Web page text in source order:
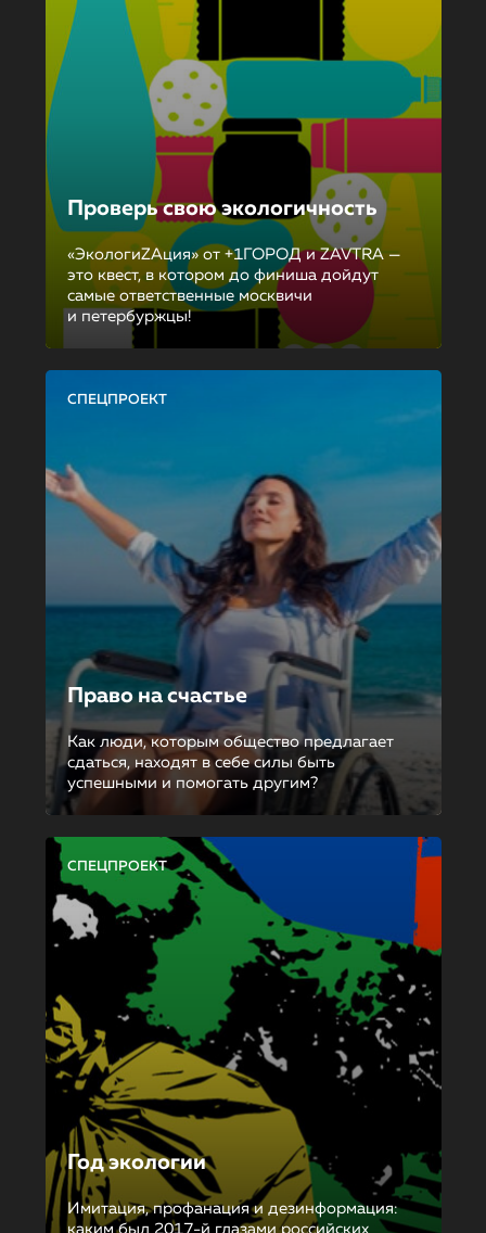
Проверь свою экологичность
«ЭкологиZAция» от +1ГОРОД и ZAVTRA —
это квест, в котором до финиша дойдут
самые ответственные москвичи
и петербуржцы!
СПЕЦПРОЕКТ
Право на счастье
Как люди, которым общество предлагает
сдаться, находят в себе силы быть
успешными и помогать другим?
СПЕЦПРОЕКТ
Год экологии
Имитация, профанация и дезинформация:
каким был 2017-й глазами российских